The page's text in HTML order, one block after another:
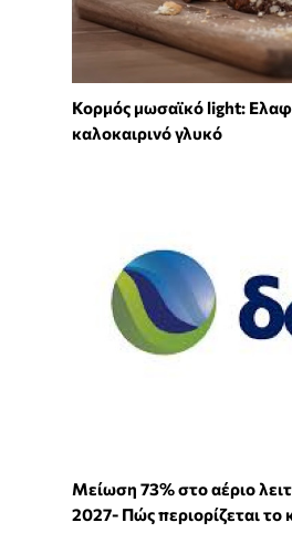
Κορμός μωσαϊκό light:
καλοκαιρινό γλυκό
Μείωση 73% στο αέριο
2027- Πώς περιορίζεται